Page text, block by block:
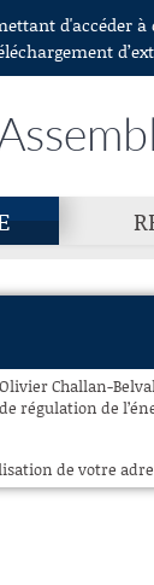
Challan-
régulation de
de votre